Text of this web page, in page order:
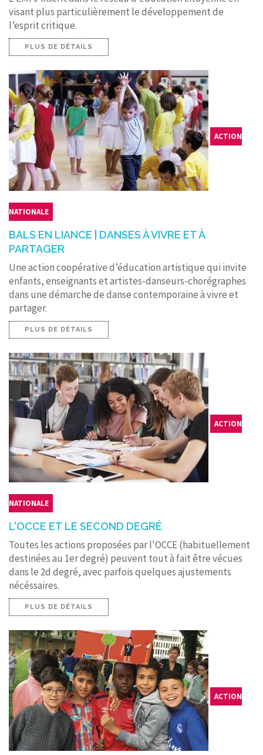
visant plus particulièrement le développement de
l’esprit critique.
PLUS DE DÉTAILS
ACTION
NATIONALE
BALS EN LIANCE | DANSES À VIVRE ET À
PARTAGER
Une action coopérative d’éducation artistique qui invite
enfants, enseignants et artistes-danseurs-chorégraphes
dans une démarche de danse contemporaine à vivre et
partager.
PLUS DE DÉTAILS
ACTION
NATIONALE
L'OCCE ET LE SECOND DEGRÉ
Toutes les actions proposées par l'OCCE (habituellement
destinées au 1er degré) peuvent tout à fait être vécues
dans le 2d degré, avec parfois quelques ajustements
nécéssaires.
PLUS DE DÉTAILS
ACTION